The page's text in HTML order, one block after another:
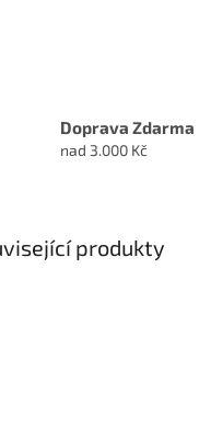
Doprava Zdarma
nad 3.000 Kč
produkty